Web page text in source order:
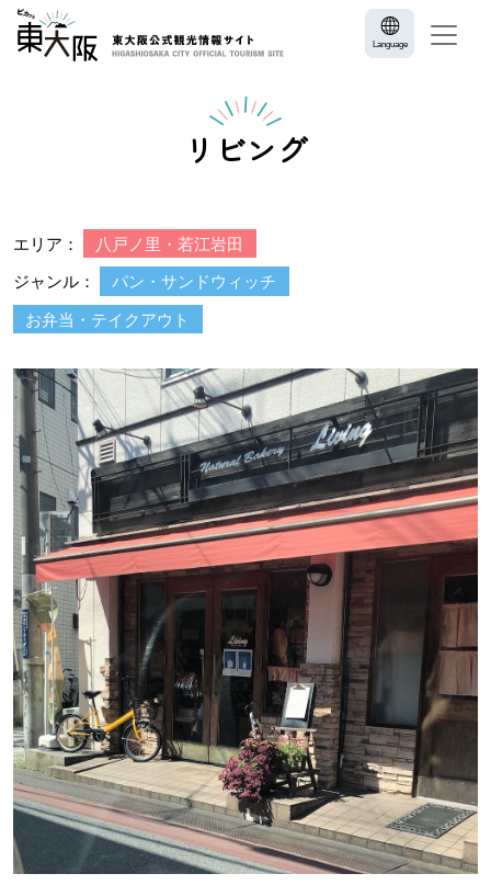
Language
リビング
エリア： 八戸ノ里・若江岩田
ジャンル： パン・サンドウィッチ
お弁当・テイクアウト